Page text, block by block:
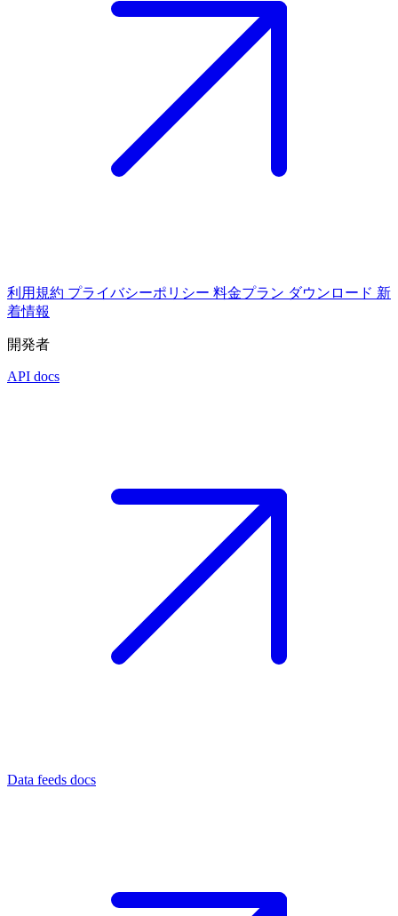
利用規約 プライバシーポリシー 料金プラン ダウンロード 新
着情報
開発者
API docs
Data feeds docs